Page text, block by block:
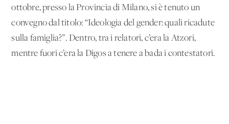
ottobre, presso la Provincia di Milano, si è tenuto un
convegno dal titolo: “Ideologia del gender: quali ricadute
sulla famiglia?”. Dentro, tra i relatori, c’era la Atzori,
mentre fuori c’era la Digos a tenere a bada i contestatori.